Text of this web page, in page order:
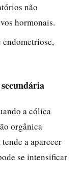
não
hormonais.
endometriose,
a cólica
orgânica
a aparecer
se intensificar